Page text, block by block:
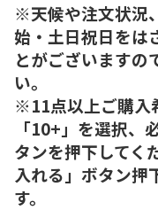
※天候や注文状況
始・土日祝日をは
とがございますの
い。
※11点以上ご購入
「10+」を選択、
タンを押下してく
入れる」ボタン押
す。